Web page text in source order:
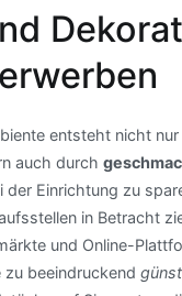
entsteht nicht
auch durch
der Einrichtung zu
in Betracht
und Online-
beeindruckend